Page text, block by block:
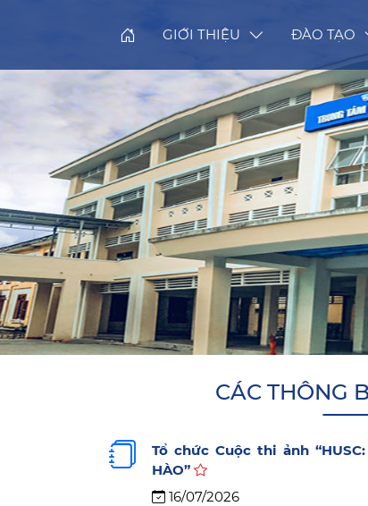
GIỚI THIỆU ĐÀO TẠO
CÁC THÔNG
Tổ chức Cuộc thi ảnh
HÀO”
16/07/2026